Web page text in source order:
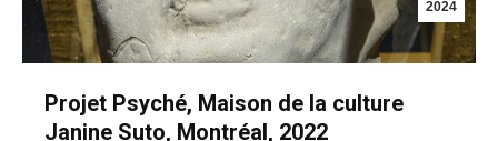
2024
Projet Psyché, Maison de la culture
Janine Suto, Montréal, 2022